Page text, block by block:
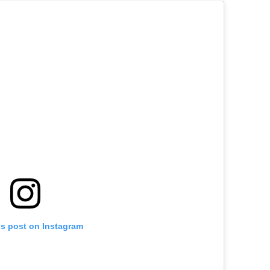
post on Instagram